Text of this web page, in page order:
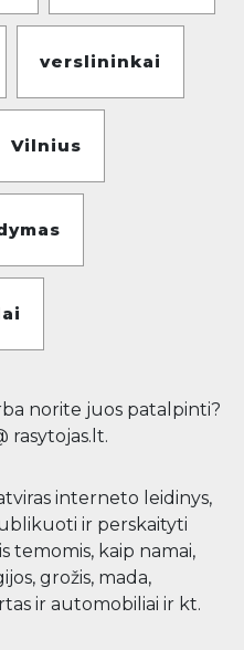
verslininkai
Vilnius
norite juos patalpinti?
rasytojas.lt.
interneto leidinys,
ir perskaityti
temomis, kaip namai,
grožis, mada,
ir automobiliai ir kt.